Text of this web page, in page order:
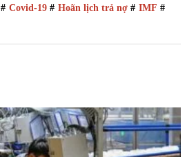
Covid-19# Hoãn lịch trả nợ# IMF #